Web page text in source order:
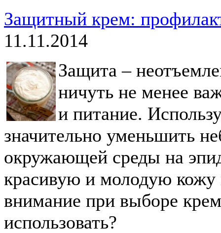
Защитный крем:
11.11.2014
Защита –
ничуть не менее
и питание.
значительно уменьшить
окружающей среды на
красивую и молодую кожу
внимание при выборе
использовать?